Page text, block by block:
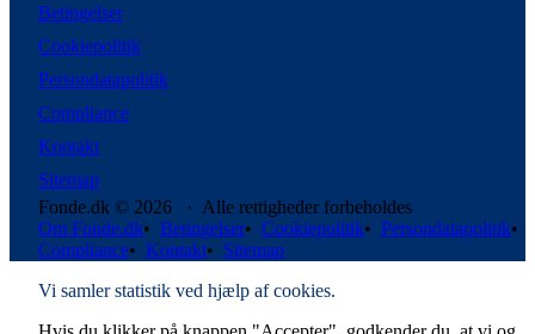
Betingelser
Cookiepolitik
Persondatapolitik
Compliance
Kontakt
Sitemap
Fonde.dk © 2026 · Alle rettigheder forbeholdes
Om Fonde.dk• Betingelser• Cookiepolitik• Persondatapolitik•
Compliance• Kontakt• Sitemap
Vi samler statistik ved hjælp af cookies.